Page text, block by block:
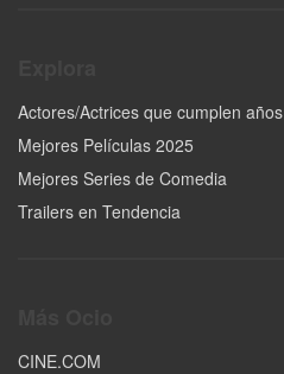
Actores/Actrices que cumplen años
Mejores Películas 2025
Mejores Series de Comedia
Trailers en Tendencia
CINE.COM